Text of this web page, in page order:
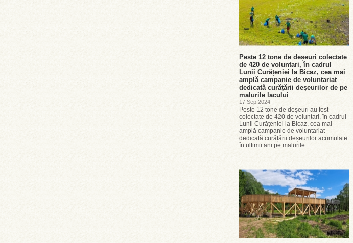
Peste 12 tone de deșeuri colectate
de 420 de voluntari, în cadrul
Lunii Curățeniei la Bicaz, cea mai
amplă campanie de voluntariat
dedicată curățării deșeurilor de pe
malurile lacului
17 Sep 2024
Peste 12 tone de deșeuri au fost
colectate de 420 de voluntari, în cadrul
Lunii Curățeniei la Bicaz, cea mai
amplă campanie de voluntariat
dedicată curățării deșeurilor acumulate
în ultimii ani pe malurile...